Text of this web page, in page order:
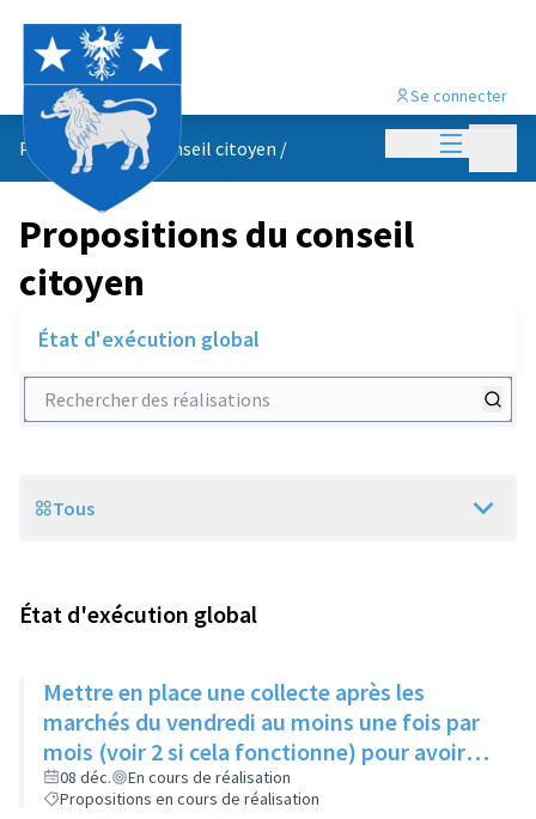
Menu
Se connecter
Propositions du conseil citoyen /
Propositions du conseil
citoyen
État d'exécution global
Rechercher des réalisations
Scope
Tous
État d'exécution global
Mettre en place une collecte après les
marchés du vendredi au moins une fois par
mois (voir 2 si cela fonctionne) pour avoir
des produits frais pour l'Epice'Rill
08 déc.
En cours de réalisation
Propositions en cours de réalisation